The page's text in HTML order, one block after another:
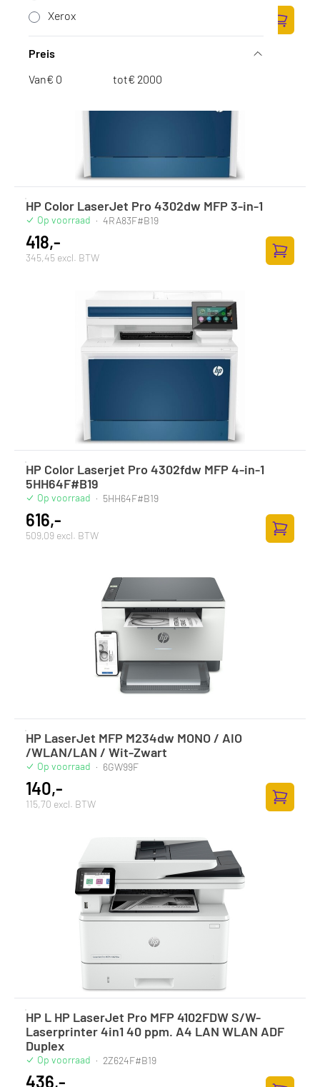
Xerox
Preis
Van€ tot€
833,-
688,43 excl. BTW
Zum
HP Color LaserJet Pro 4302dw MFP 3-in-1
Op voorraad · 4RA83F#B19
418,-
345,45 excl. BTW
Zum
HP Color Laserjet Pro 4302fdw MFP 4-in-1
5HH64F#B19
Op voorraad · 5HH64F#B19
616,-
509,09 excl. BTW
Zum
HP LaserJet MFP M234dw MONO / AIO
/WLAN/LAN / Wit-Zwart
Op voorraad · 6GW99F
140,-
115,70 excl. BTW
Zum
HP L HP LaserJet Pro MFP 4102FDW S/W-
Laserprinter 4in1 40 ppm. A4 LAN WLAN ADF
Duplex
Op voorraad · 2Z624F#B19
436,-